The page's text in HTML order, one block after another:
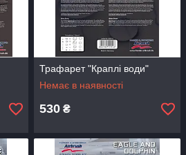
Трафарет "Краплі води"
Немає в наявності
530 ₴